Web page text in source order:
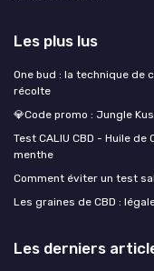
Les plus lus
One bud : la technique de
récolte
💎Code promo : Jungle
Test CALIU CBD - Huile
menthe
Comment éviter un test
Les graines de CBD :
Les derniers